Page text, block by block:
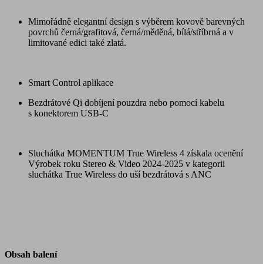
Mimořádně elegantní design s výběrem kovově barevných
povrchů černá/grafitová, černá/měděná, bílá/stříbrná a v
limitované edici také zlatá.
Smart Control aplikace
Bezdrátové Qi dobíjení pouzdra nebo pomocí kabelu
s konektorem USB-C
Sluchátka MOMENTUM True Wireless 4 získala ocenění
Výrobek roku Stereo & Video 2024-2025 v kategorii
sluchátka True Wireless do uší bezdrátová s ANC
Obsah balení